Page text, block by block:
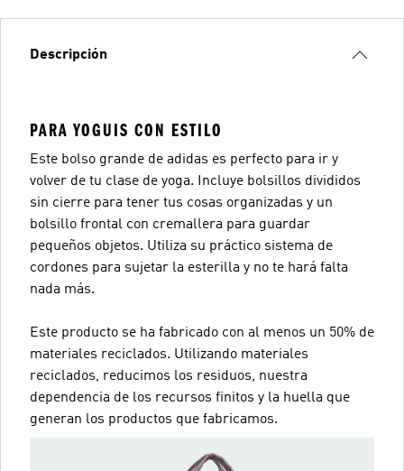
Descripción
PARA YOGUIS CON ESTILO
Este bolso grande de adidas es perfecto para ir y
volver de tu clase de yoga. Incluye bolsillos divididos
sin cierre para tener tus cosas organizadas y un
bolsillo frontal con cremallera para guardar
pequeños objetos. Utiliza su práctico sistema de
cordones para sujetar la esterilla y no te hará falta
nada más.
Este producto se ha fabricado con al menos un 50% de
materiales reciclados. Utilizando materiales
reciclados, reducimos los residuos, nuestra
dependencia de los recursos finitos y la huella que
generan los productos que fabricamos.